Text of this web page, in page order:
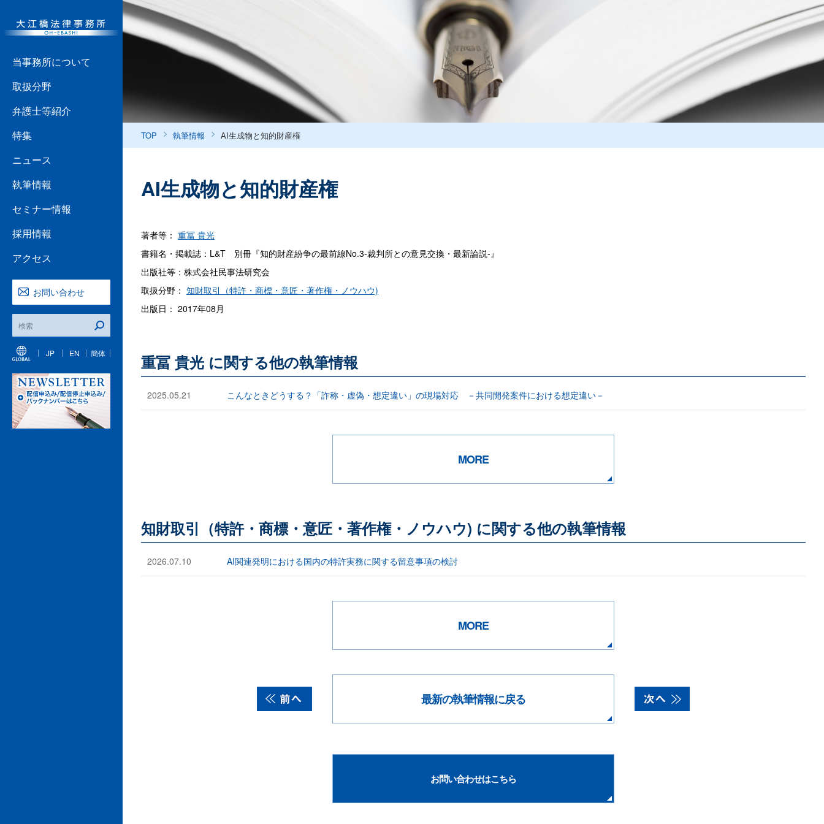
当事務所について
取扱分野
弁護士等紹介
特集
ニュース
執筆情報
セミナー情報
採用情報
アクセス
お問い合わせ
JP EN 簡体
TOP 執筆情報 AI生成物と知的財産権
AI生成物と知的財産権
著者等： 重冨 貴光
書籍名・掲載誌：L&T 別冊『知的財産紛争の最前線No.3-裁判所との意見交換・最新論説-』
出版社等：株式会社民事法研究会
取扱分野： 知財取引（特許・商標・意匠・著作権・ノウハウ)
出版日： 2017年08月
重冨 貴光 に関する他の執筆情報
2025.05.21 こんなときどうする？「詐称・虚偽・想定違い」の現場対応 －共同開発案件における想定違い－
MORE
知財取引（特許・商標・意匠・著作権・ノウハウ) に関する他の執筆情報
2026.07.10 AI関連発明における国内の特許実務に関する留意事項の検討
MORE
最新の執筆情報に戻る
お問い合わせはこちら